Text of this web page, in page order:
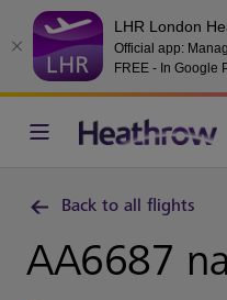
LHR London
Official app:
FREE - In Google
Back to all flights
AA6687